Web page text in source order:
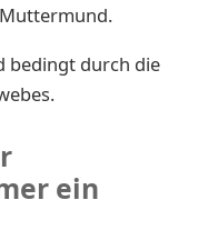
bedingt durch die
ein